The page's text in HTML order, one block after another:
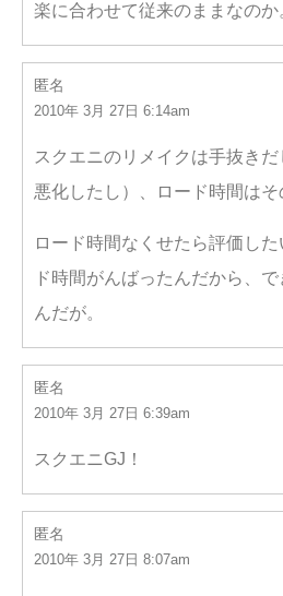
楽に合わせて従来のままなのか
匿名
2010年 3月 27日 6:14am
スクエニのリメイクは手抜き
悪化したし）、ロード時間はそ
ロード時間なくせたら評価し
ド時間がんばったんだから、
んだが。
匿名
2010年 3月 27日 6:39am
スクエニGJ！
匿名
2010年 3月 27日 8:07am